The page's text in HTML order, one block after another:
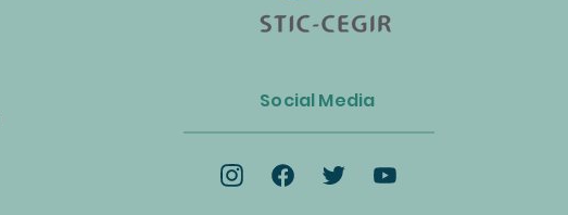
untuk Mempercepat Ekonomi
Sirkular dan Transisi Net-Zero
Social Media